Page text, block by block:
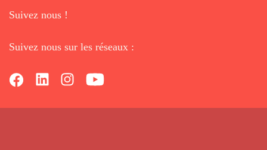
Suivez nous !
Suivez nous sur les réseaux :